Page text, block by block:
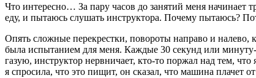
Что интересно… За пару часов до занятий меня начинает
еду, и пытаюсь слушать инструктора. Почему пытаюсь?
Опять сложные перекрестки, повороты направо и налево,
была испытанием для меня. Каждые 30 секунд или
газую, инструктор нервничает, кто-то поржал над тем,
я спросила, что это пищит, он сказал, что машина плачет